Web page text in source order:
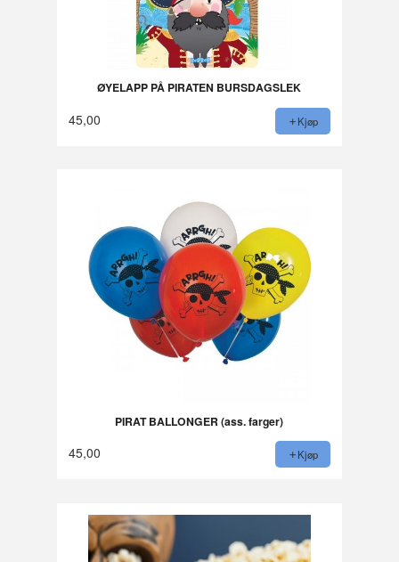
ØYELAPP PÅ PIRATEN BURSDAGSLEK
45,00 Kjøp
PIRAT BALLONGER (ass. farger)
45,00 Kjøp